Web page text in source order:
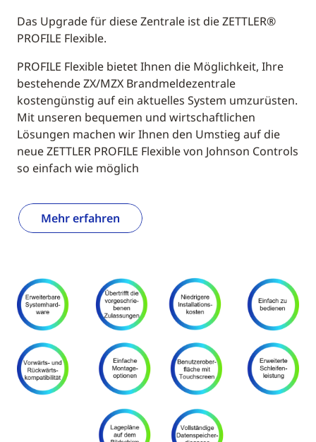
Das Upgrade für diese Zentrale ist die ZETTLER®
PROFILE Flexible.
PROFILE Flexible bietet Ihnen die Möglichkeit, Ihre
bestehende ZX/MZX Brandmeldezentrale
kostengünstig auf ein aktuelles System umzurüsten.
Mit unseren bequemen und wirtschaftlichen
Lösungen machen wir Ihnen den Umstieg auf die
neue ZETTLER PROFILE Flexible von Johnson Controls
so einfach wie möglich
Mehr erfahren